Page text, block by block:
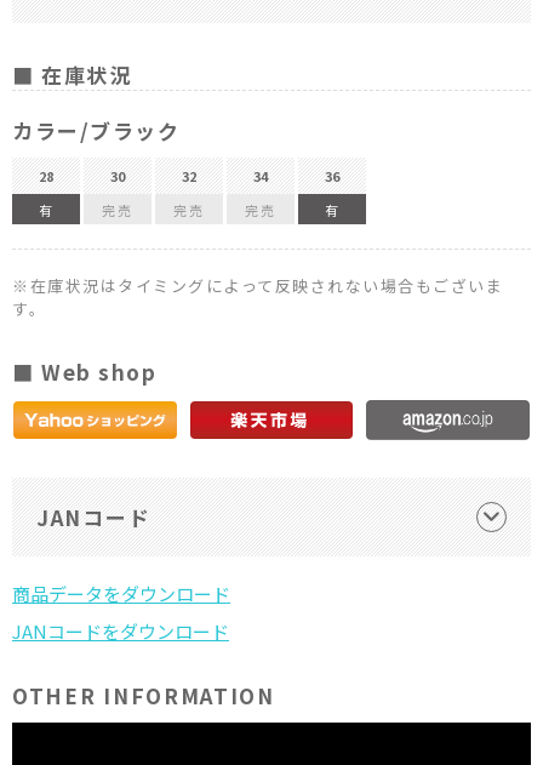
■ 在庫状況
カラー/ブラック
28
有
30
完売
32
完売
34
完売
36
有
※在庫状況はタイミングによって反映されない場合もございま
す。
■ Web shop
JANコード
OTHER INFORMATION